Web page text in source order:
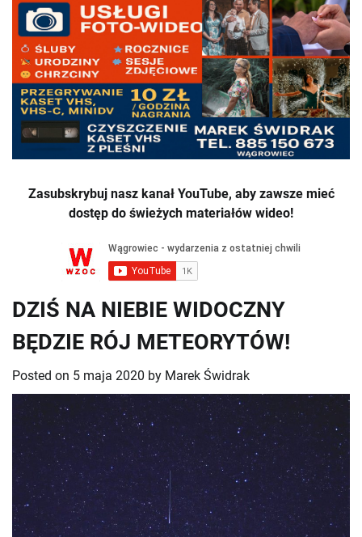
Zasubskrybuj nasz kanał YouTube, aby zawsze mieć
dostęp do świeżych materiałów wideo!
DZIŚ NA NIEBIE WIDOCZNY
BĘDZIE RÓJ METEORYTÓW!
Posted on 5 maja 2020 by Marek Świdrak